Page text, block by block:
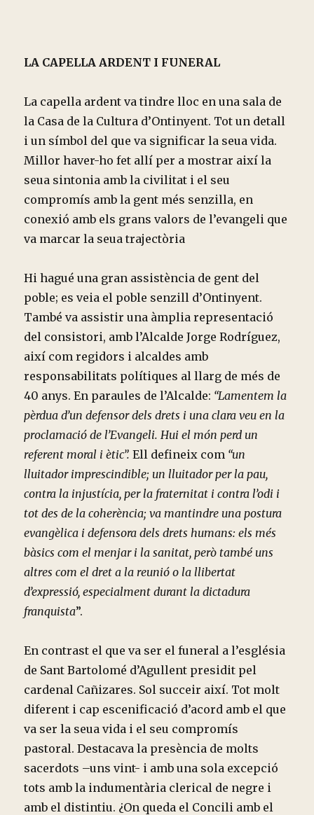
LA CAPELLA ARDENT I FUNERAL
La capella ardent va tindre lloc en una sala de
la Casa de la Cultura d’Ontinyent. Tot un detall
i un símbol del que va significar la seua vida.
Millor haver-ho fet allí per a mostrar així la
seua sintonia amb la civilitat i el seu
compromís amb la gent més senzilla, en
conexió amb els grans valors de l’evangeli que
va marcar la seua trajectòria
Hi hagué una gran assistència de gent del
poble; es veia el poble senzill d’Ontinyent.
També va assistir una àmplia representació
del consistori, amb l’Alcalde Jorge Rodríguez,
així com regidors i alcaldes amb
responsabilitats polítiques al llarg de més de
40 anys. En paraules de l’Alcalde: “Lamentem la
pèrdua d’un defensor dels drets i una clara veu en la
proclamació de l’Evangeli. Hui el món perd un
referent moral i ètic”.Ell defineix com “un
lluitador imprescindible; un lluitador per la pau,
contra la injustícia, per la fraternitat i contra l’odi i
tot des de la coherència; va mantindre una postura
evangèlica i defensora dels drets humans: els més
bàsics com el menjar i la sanitat, però també uns
altres com el dret a la reunió o la llibertat
d’expressió, especialment durant la dictadura
franquista”.
En contrast el que va ser el funeral a l’església
de Sant Bartolomé d’Agullent presidit pel
cardenal Cañizares. Sol succeir així. Tot molt
diferent i cap escenificació d’acord amb el que
va ser la seua vida i el seu compromís
pastoral. Destacava la presència de molts
sacerdots –uns vint- i amb una sola excepció
tots amb la indumentària clerical de negre i
amb el distintiu. ¿On queda el Concili amb el